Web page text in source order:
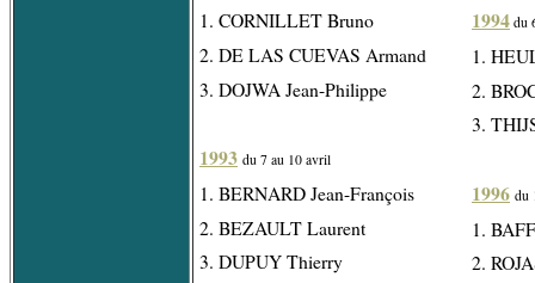
1. CORNILLET Bruno
2. DE LAS CUEVAS Armand
3. DOJWA Jean-Philippe
1993 du 7 au 10 avril
1. BERNARD Jean-François
2. BEZAULT Laurent
3. DUPUY Thierry
1994 du
1.
2.
3.
1996 du
1.
2.